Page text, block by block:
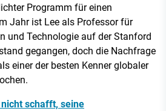
Programm für einen
Jahr ist Lee als Professor für
und Technologie auf der Stanford
gegangen, doch die Nachfrage
einer der besten Kenner globaler
nicht schafft, seine